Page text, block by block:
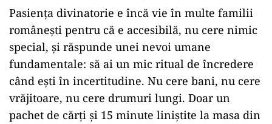
Pasiența divinatorie e încă vie în multe familii
românești pentru că e accesibilă, nu cere nimic
special, și răspunde unei nevoi umane
fundamentale: să ai un mic ritual de încredere
când ești în incertitudine. Nu cere bani, nu cere
vrăjitoare, nu cere drumuri lungi. Doar un
pachet de cărți și 15 minute liniștite la masa din